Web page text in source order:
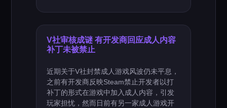
V社审核成谜 有开发商回应成人内容
补丁未被禁止
近期关于V社封禁成人游戏风波仍未平息，
之前有开发商反映Steam禁止开发者以打
补丁的形式在游戏中加入成人内容，引发
玩家担忧，然而日前有另一家成人游戏开